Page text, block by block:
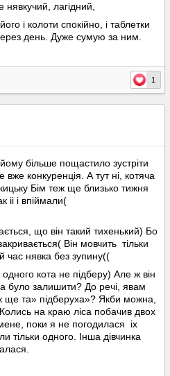
лагідний,
і колоти спокійно, і таблетки
день. Дуже сумую за ним.
1
більше пощастило зустріти
конкуренція. А тут ні, котяча
кицьку Бім теж ще близько тижня
іі і впіймали(
що він такий тихенький) Бо
Він мовчить тільки
час нявка без зупину((
кота не підберу) Але ж він
було залишити? До речі, явам
ще та» підберуха»? Якби можна,
Колись на краю ліса побачив двох
поки я не погодилася іх
тільки одного. Інша дівчинка